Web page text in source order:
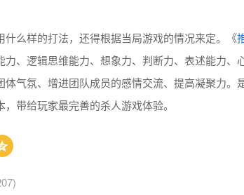
什么样的打法，还得根据当局游戏的情况来定。《
力、逻辑思维能力、想象力、判断力、表述能力
体气氛、增进团队成员的感情交流、提高凝聚力
带给玩家最完善的杀人游戏体验。